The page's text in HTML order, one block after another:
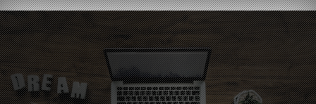
Skip
to
content